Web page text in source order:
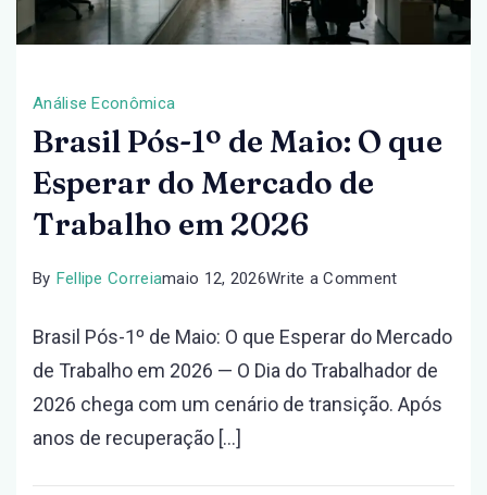
Análise Econômica
Brasil Pós-1º de Maio: O que
Esperar do Mercado de
Trabalho em 2026
By Fellipe Correiamaio 12, 2026Write a Commenton
Pós-
1º
de
Brasil Pós-1º de Maio: O que Esperar do Mercado
de Trabalho em 2026 — O Dia do Trabalhador de
2026 chega com um cenário de transição. Após
anos de recuperação […]